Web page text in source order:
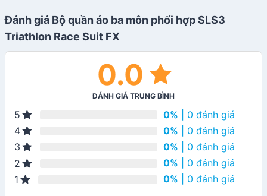
Đánh giá Bộ quần áo ba môn phối hợp SLS3
Triathlon Race Suit FX
0.0
ĐÁNH GIÁ TRUNG BÌNH
5 0% | 0 đánh giá
4
0% | 0 đánh giá
3
0% | 0 đánh giá
2
0% | 0 đánh giá
1
0% | 0 đánh giá